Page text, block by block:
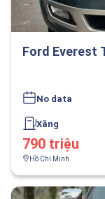
Ford Everest
No data
Xăng
790 triệu
Hồ Chí Minh